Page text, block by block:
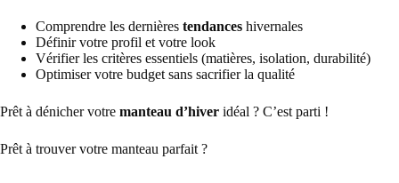
Comprendre les dernières tendances hivernales
Définir votre profil et votre look
Vérifier les critères essentiels (matières, isolation, durabilité)
Optimiser votre budget sans sacrifier la qualité
Prêt à dénicher votre manteau d’hiver idéal ? C’est parti !
Prêt à trouver votre manteau parfait ?